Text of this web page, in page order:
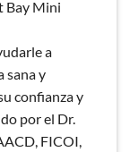
Bay Mini
a
sana y
confianza y
por el Dr.
FICOI,